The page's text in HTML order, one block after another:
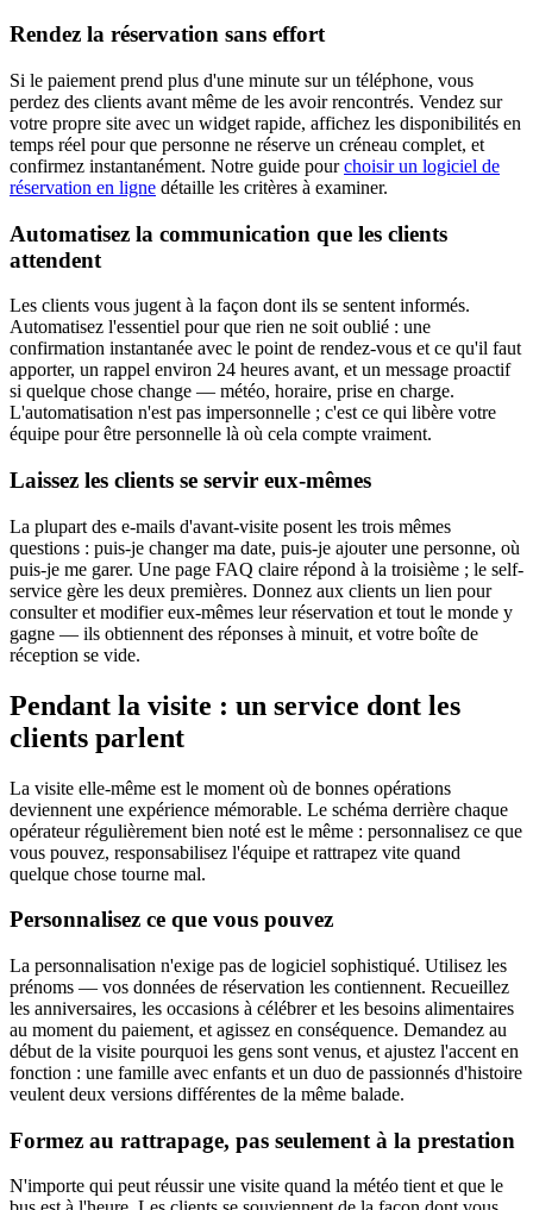
Rendez la réservation sans effort
Si le paiement prend plus d'une minute sur un téléphone, vous
perdez des clients avant même de les avoir rencontrés. Vendez sur
votre propre site avec un widget rapide, affichez les disponibilités en
temps réel pour que personne ne réserve un créneau complet, et
confirmez instantanément. Notre guide pourchoisir un logiciel de
réservation en ligne détaille les critères à examiner.
Automatisez la communication que les clients
attendent
Les clients vous jugent à la façon dont ils se sentent informés.
Automatisez l'essentiel pour que rien ne soit oublié : une
confirmation instantanée avec le point de rendez-vous et ce qu'il faut
apporter, un rappel environ 24 heures avant, et un message proactif
si quelque chose change — météo, horaire, prise en charge.
L'automatisation n'est pas impersonnelle ; c'est ce qui libère votre
équipe pour être personnelle là où cela compte vraiment.
Laissez les clients se servir eux-mêmes
La plupart des e-mails d'avant-visite posent les trois mêmes
questions : puis-je changer ma date, puis-je ajouter une personne, où
puis-je me garer. Une page FAQ claire répond à la troisième ; le self-
service gère les deux premières. Donnez aux clients un lien pour
consulter et modifier eux-mêmes leur réservation et tout le monde y
gagne — ils obtiennent des réponses à minuit, et votre boîte de
réception se vide.
Pendant la visite : un service dont les
clients parlent
La visite elle-même est le moment où de bonnes opérations
deviennent une expérience mémorable. Le schéma derrière chaque
opérateur régulièrement bien noté est le même : personnalisez ce que
vous pouvez, responsabilisez l'équipe et rattrapez vite quand
quelque chose tourne mal.
Personnalisez ce que vous pouvez
La personnalisation n'exige pas de logiciel sophistiqué. Utilisez les
prénoms — vos données de réservation les contiennent. Recueillez
les anniversaires, les occasions à célébrer et les besoins alimentaires
au moment du paiement, et agissez en conséquence. Demandez au
début de la visite pourquoi les gens sont venus, et ajustez l'accent en
fonction : une famille avec enfants et un duo de passionnés d'histoire
veulent deux versions différentes de la même balade.
Formez au rattrapage, pas seulement à la prestation
N'importe qui peut réussir une visite quand la météo tient et que le